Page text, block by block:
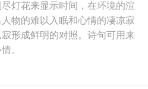
灯花来显示时间，在环境的渲
物的难以入眠和心情的凄凉寂
形成鲜明的对照。诗句可用来
。